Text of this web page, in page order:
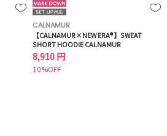
CALNAMUR
【CALNAMUR×NEW ERA®】SWEAT
SHORT HOODIE CALNAMUR
8,910 円
10%OFF